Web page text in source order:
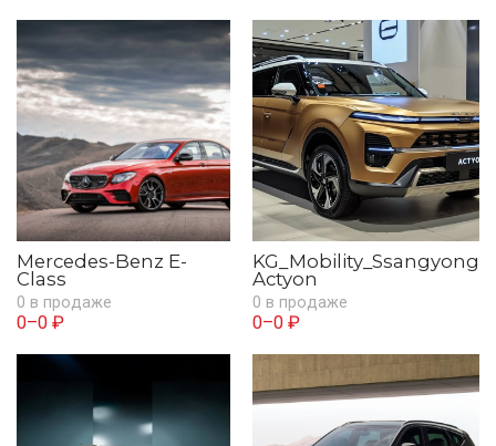
Mercedes-Benz E-
Class
0 в продаже
0–0 ₽
KG_Mobility_Ssangyong
Actyon
0 в продаже
0–0 ₽